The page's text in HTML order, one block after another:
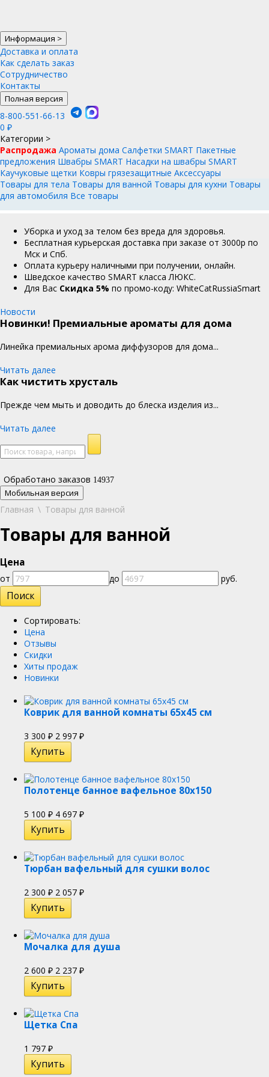
Информация >
Доставка и оплата
Как сделать заказ
Сотрудничество
Контакты
Полная версия
8-800-551-66-13
0 ₽
Категории >
Распродажа Ароматы дома Салфетки SMART Пакетные
предложения Швабры SMART Насадки на швабры SMART
Каучуковые щетки Ковры грязезащитные Аксессуары
Товары для тела Товары для ванной Товары для кухни Товары
для автомобиля Все товары
Уборка и уход за телом без вреда для здоровья.
Бесплатная курьерская доставка при заказе от 3000р по
Мск и Спб.
Оплата курьеру наличными при получении, онлайн.
Шведское качество SMART класса ЛЮКС.
Для Вас Cкидка 5% по промо-коду: WhiteCatRussiaSmart
Новости
Новинки! Премиальные ароматы для дома
Линейка премиальных арома диффузоров для дома...
Читать далее
Как чистить хрусталь
Прежде чем мыть и доводить до блеска изделия из...
Читать далее
Обработано заказов 14937
Мобильная версия
Главная \ Товары для ванной
Товары для ванной
Цена
от до руб.
Сортировать:
Цена
Отзывы
Скидки
Хиты продаж
Новинки
Коврик для ванной комнаты 65х45 см
3 300 ₽ 2 997 ₽
Полотенце банное вафельное 80х150
5 100 ₽ 4 697 ₽
Тюрбан вафельный для сушки волос
2 300 ₽ 2 057 ₽
Мочалка для душа
2 600 ₽ 2 237 ₽
Щетка Спа
1 797 ₽